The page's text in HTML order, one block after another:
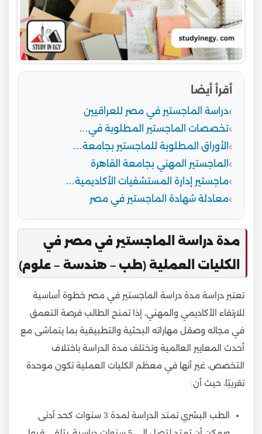
أقرأ أيضا
دراسة الماجستير في مصر للعراقيين
تخصصات الماجستير المطلوبة في…
الأوراق المطلوبة للماجستير بجامعة…
الماجستير المهني بجامعة القاهرة
ماجستير إدارة المستشفيات الأكاديمية…
معادلة شهادة الماجستير في مصر
مدة دراسة الماجستير في مصر في
الكليات العملية (طب – هندسة – علوم)
تعتبر دراسة مدة دراسة الماجستير في مصر خطوة أساسية
للارتقاء الأكاديمي والمهني، إذا تمنح الطالب فرصة التعمق
في مجاله وصقل مهاراته البحثية والتطبيقية بما يتماشى مع
أحدث المعايير العالمية وتختلف مدة الدراسة باختلاف
التخصص، غير أنها في معظم الكليات العملية تكون موحدة
تقريبًا، حيث أن:
الطب البشري تمتد الدراسة لمدة 3 سنوات كحد أدنى